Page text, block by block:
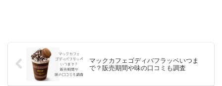
マックカフェゴディバフラッペいつま
で？販売期間や味の口コミも調査